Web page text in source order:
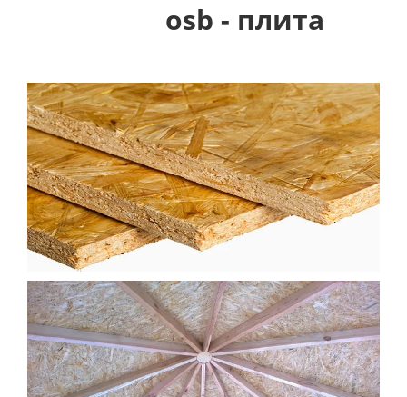
osb - плита